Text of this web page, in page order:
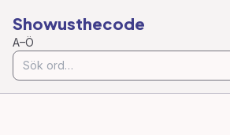
Showusthecode
A–Ö